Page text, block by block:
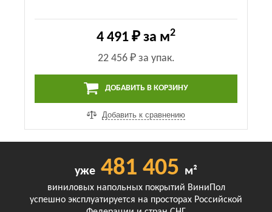
4 491 ₽ за м2
22 456 ₽за упак.
ДОБАВИТЬ В КОРЗИНУ
Добавить к сравнению
уже 481 405 м²
виниловых напольных покрытий ВиниПол
успешно эксплуатируется на просторах Российской